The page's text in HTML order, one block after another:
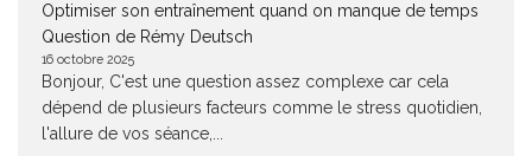
Optimiser son entraînement quand on manque de temps
Question de Rémy Deutsch
16 octobre 2025
Bonjour, C'est une question assez complexe car cela
dépend de plusieurs facteurs comme le stress quotidien,
l'allure de vos séance,...